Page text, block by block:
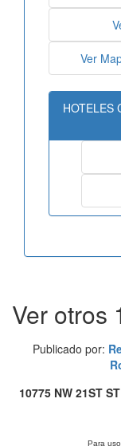
Ver
HOTELES
Ver otros
Publicado por:
10775 NW 21ST
Para